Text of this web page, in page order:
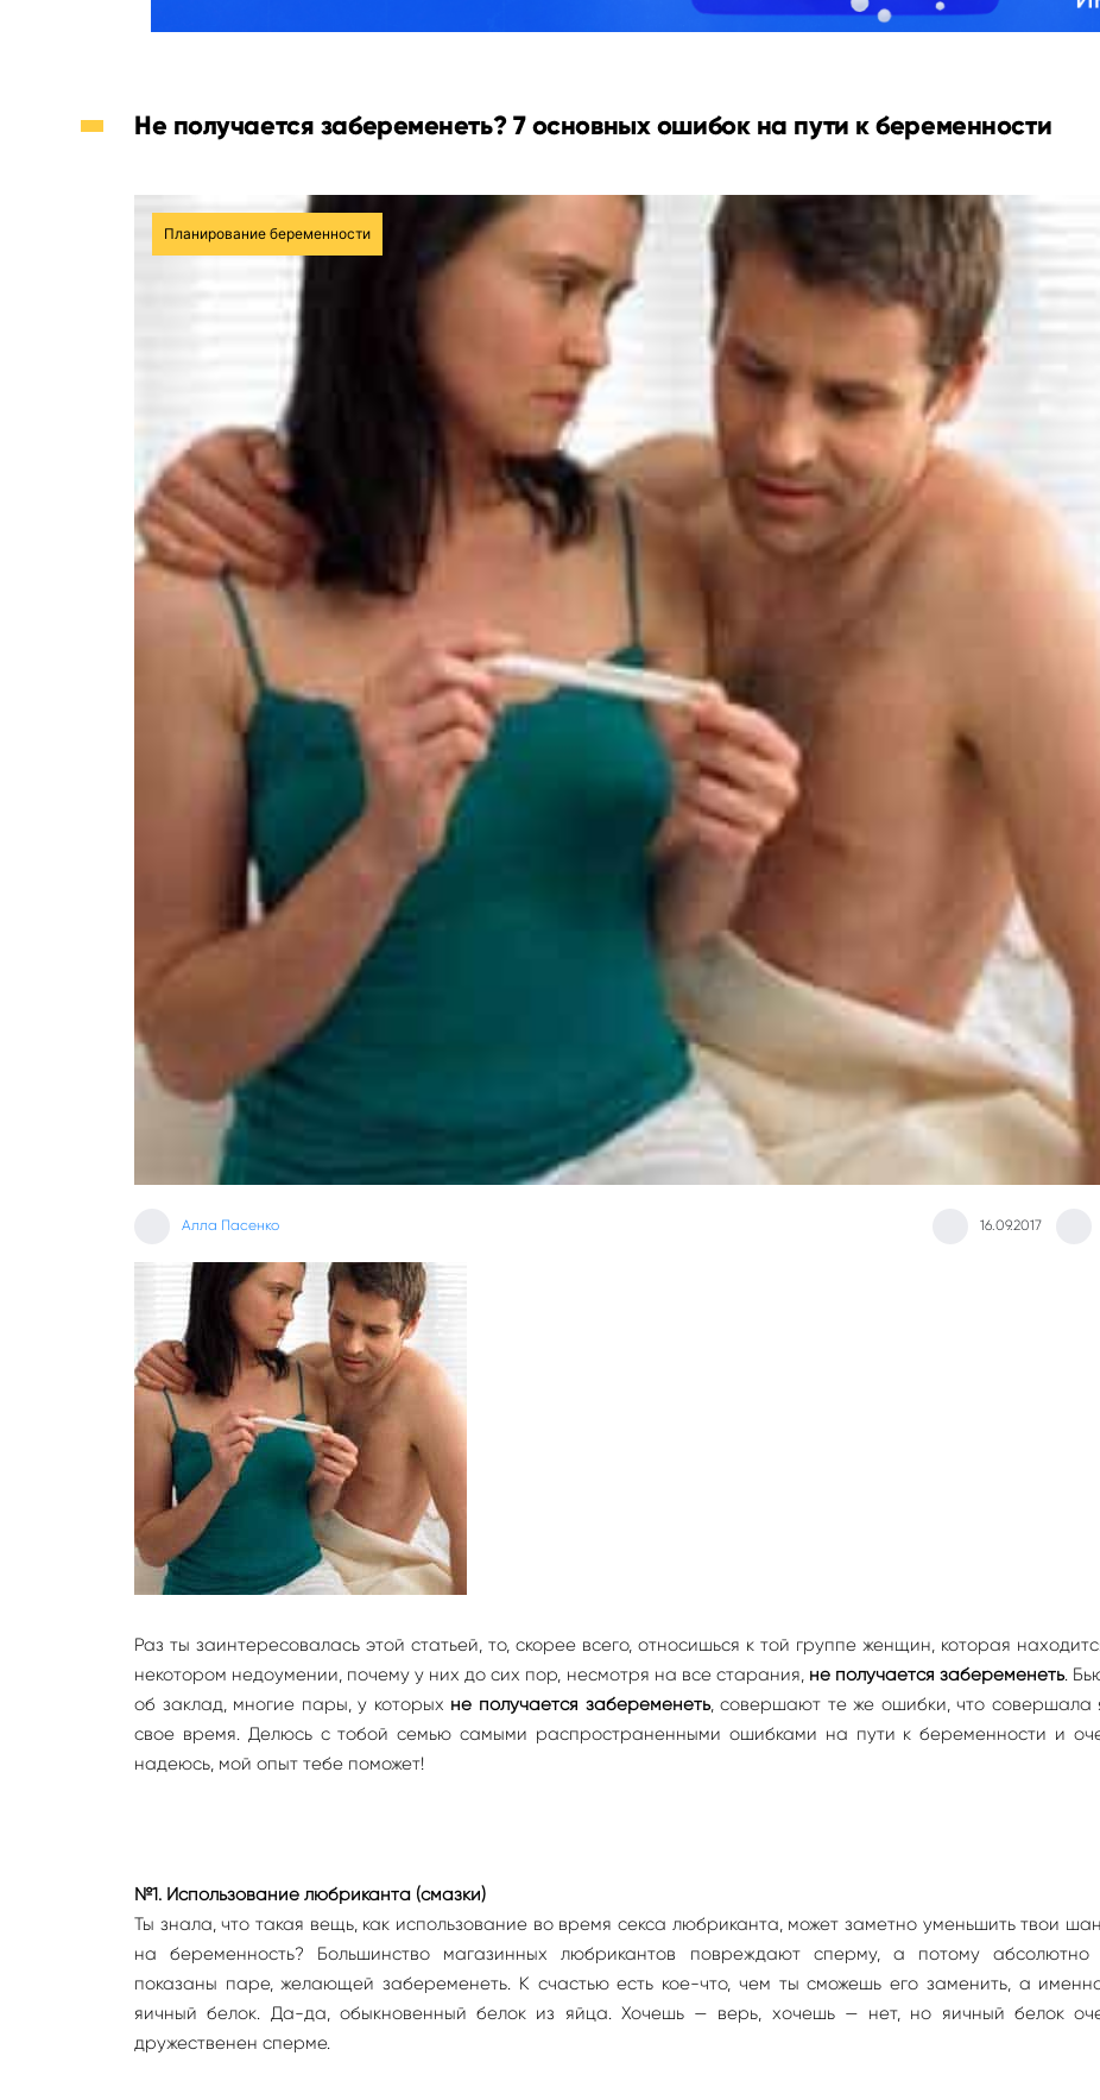
Не получается забеременеть? 7 основных ошибок на пути к беременности
Планирование беременности
Алла Пасенко 16.09.2017
Раз ты заинтересовалась этой статьей, то, скорее всего, относишься к той группе женщин, которая
некотором недоумении, почему у них до сих пор, несмотря на все старания, не получается забеременеть.
об заклад, многие пары, у которых не получается забеременеть, совершают те же ошибки, что совершала
свое время. Делюсь с тобой семью самыми распространенными ошибками на пути к беременности и
надеюсь, мой опыт тебе поможет!
№1. Использование любриканта (смазки)
Ты знала, что такая вещь, как использование во время секса любриканта, может заметно уменьшить твои
на беременность? Большинство магазинных любрикантов повреждают сперму, а потому абсолютно
показаны паре, желающей забеременеть. К счастью есть кое-что, чем ты сможешь его заменить, а
яичный белок. Да-да, обыкновенный белок из яйца. Хочешь — верь, хочешь — нет, но яичный белок
дружественен сперме.